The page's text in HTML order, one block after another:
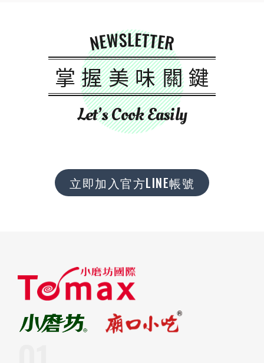
NEWSLETTER
掌握美味關鍵
Let’s Cook Easily
立即加入官方LINE帳號